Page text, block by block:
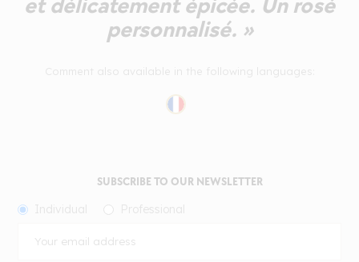
et délicatement épicée. Un rosé
personnalisé. »
SUBSCRIBE TO OUR NEWSLETTER